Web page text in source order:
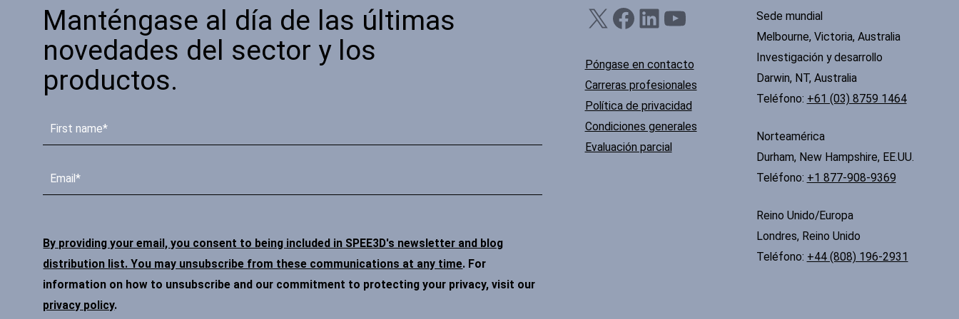
Manténgase al día de las últimas
novedades del sector y los
productos.
By providing your email, you consent to being included in SPEE3D's newsletter and blog
distribution list. You may unsubscribe from these communications at any time. For
information on how to unsubscribe and our commitment to protecting your privacy, visit our
privacy policy.
X Facebook LinkedIn YouTube
Póngase en contacto
Carreras profesionales
Política de privacidad
Condiciones generales
Evaluación parcial
Sede mundial
Melbourne, Victoria, Australia
Investigación y desarrollo
Darwin, NT, Australia
Teléfono: +61 (03) 8759 1464
Norteamérica
Durham, New Hampshire, EE.UU.
Teléfono: +1 877-908-9369
Reino Unido/Europa
Londres, Reino Unido
Teléfono: +44 (808) 196-2931